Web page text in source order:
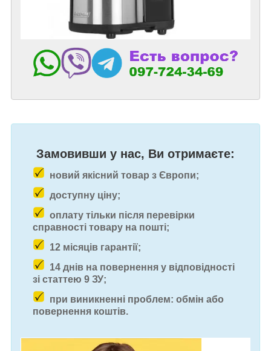
Замовивши у нас, Ви отримаєте:
новий якісний товар з Європи;
доступну ціну;
оплату тільки після перевірки
справності товару на пошті;
12 місяців гарантії;
14 днів на повернення у відповідності
зі статтею 9 ЗУ;
при виникненні проблем: обмін або
повернення коштів.